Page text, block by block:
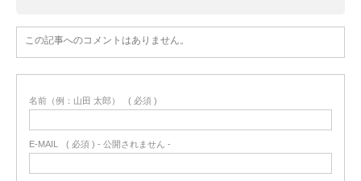
この記事へのコメントはありません。
名前（例：山田 太郎） ( 必須 )
E-MAIL ( 必須 ) - 公開されません -